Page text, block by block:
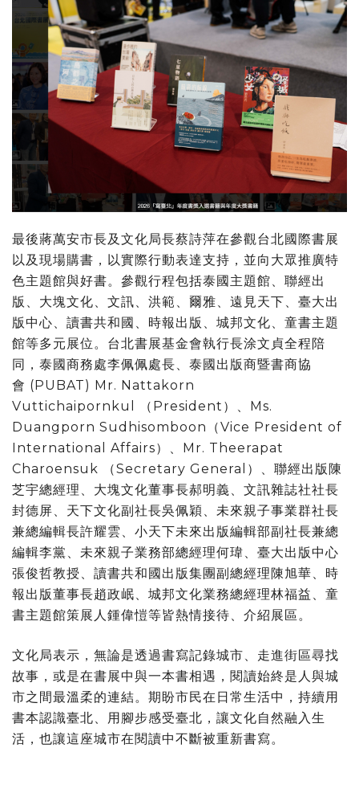
最後蔣萬安市長及文化局長蔡詩萍在參觀台北國際書展
以及現場購書，以實際行動表達支持，並向大眾推廣特
色主題館與好書。參觀行程包括泰國主題館、聯經出
版、大塊文化、文訊、洪範、爾雅、遠見天下、臺大出
版中心、讀書共和國、時報出版、城邦文化、童書主題
館等多元展位。台北書展基金會執行長涂文貞全程陪
同，泰國商務處李佩佩處長、泰國出版商暨書商協
會 (PUBAT) Mr. Nattakorn
Vuttichaipornkul （President）、Ms.
Duangporn Sudhisomboon（Vice President of
International Affairs）、Mr. Theerapat
Charoensuk （Secretary General）、聯經出版陳
芝宇總經理、大塊文化董事長郝明義、文訊雜誌社社長
封德屏、天下文化副社長吳佩穎、未來親子事業群社長
兼總編輯長許耀雲、小天下未來出版編輯部副社長兼總
編輯李黨、未來親子業務部總經理何瑋、臺大出版中心
張俊哲教授、讀書共和國出版集團副總經理陳旭華、時
報出版董事長趙政岷、城邦文化業務總經理林福益、童
書主題館策展人鍾偉愷等皆熱情接待、介紹展區。
文化局表示，無論是透過書寫記錄城市、走進街區尋找
故事，或是在書展中與一本書相遇，閱讀始終是人與城
市之間最溫柔的連結。期盼市民在日常生活中，持續用
書本認識臺北、用腳步感受臺北，讓文化自然融入生
活，也讓這座城市在閱讀中不斷被重新書寫。